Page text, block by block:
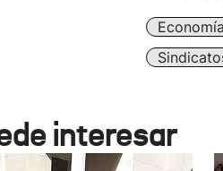
Economía
interesar